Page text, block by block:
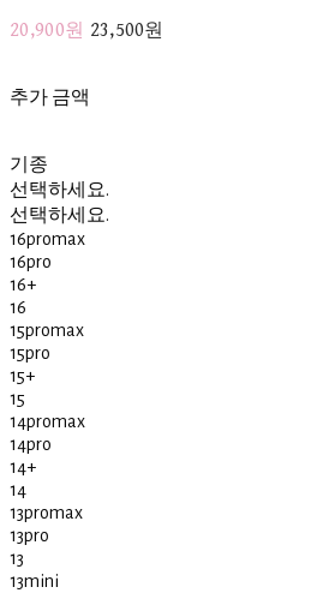
20,900원 23,500원
추가 금액
기종
선택하세요.
선택하세요.
16promax
16pro
16+
16
15promax
15pro
15+
15
14promax
14pro
14+
14
13promax
13pro
13
13mini